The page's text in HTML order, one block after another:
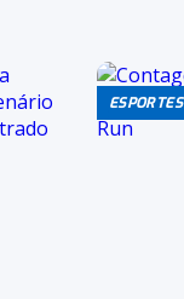
ESPORTES